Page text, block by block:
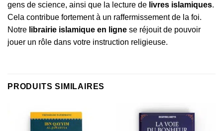
gens de science, ainsi que la lecture de livres islamiques.
Cela contribue fortement à un raffermissement de la foi.
Notre librairie islamique en ligne se réjouit de pouvoir
jouer un rôle dans votre instruction religieuse.
PRODUITS SIMILAIRES